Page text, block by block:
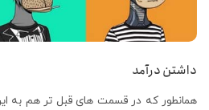
داشتن درآمد
همانطور که در قسمت های قبل تر هم به